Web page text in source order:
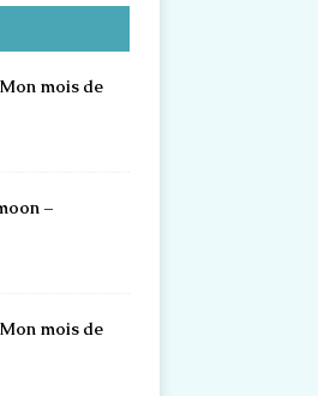
mois de
–
mois de